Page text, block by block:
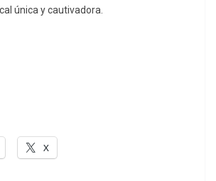
única y cautivadora.
X